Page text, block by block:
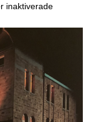
inaktiveradeför
tomtens
till
på
Elyseum